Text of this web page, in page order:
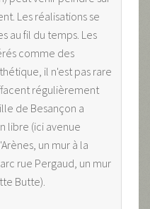
Les réalisations se
au fil du temps. Les
comme des
il n'est pas rare
régulièrement
de Besançon a
libre (ici avenue
un mur à la
rue Pergaud, un mur
Butte).